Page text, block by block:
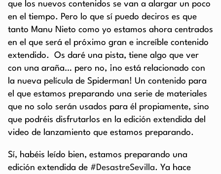
que los nuevos contenidos se van a alargar un poco
en el tiempo. Pero lo que sí puedo deciros es que
tanto Manu Nieto como yo estamos ahora centrados
en el que será el próximo gran e increíble contenido
extendido. Os daré una pista, tiene algo que ver
con una araña… pero no, ¡no está relacionado con
la nueva película de Spiderman! Un contenido para
el que estamos preparando una serie de materiales
que no solo serán usados para él propiamente, sino
que podréis disfrutarlos en la edición extendida del
video de lanzamiento que estamos preparando.
Sí, habéis leído bien, estamos preparando una
edición extendida de #DesastreSevilla. Ya hace